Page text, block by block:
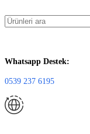
Whatsapp Destek:
0539 237 6195